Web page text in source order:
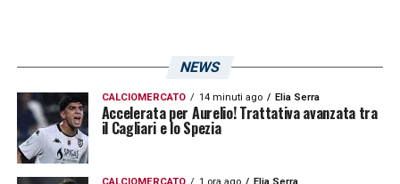
LA PLAYLIST DELLE NOSTRE TOP NEWS
NEWS
CALCIOMERCATO 14 minuti ago Elia Serra
Accelerata per Aurelio! Trattativa avanzata tra
il Cagliari e lo Spezia